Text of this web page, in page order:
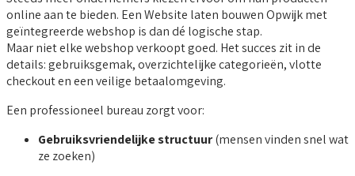
online aan te bieden. Een Website laten bouwen Opwijk met
geïntegreerde webshop is dan dé logische stap.
Maar niet elke webshop verkoopt goed. Het succes zit in de
details: gebruiksgemak, overzichtelijke categorieën, vlotte
checkout en een veilige betaalomgeving.
Een professioneel bureau zorgt voor:
Gebruiksvriendelijke structuur(mensen vinden snel wat
ze zoeken)